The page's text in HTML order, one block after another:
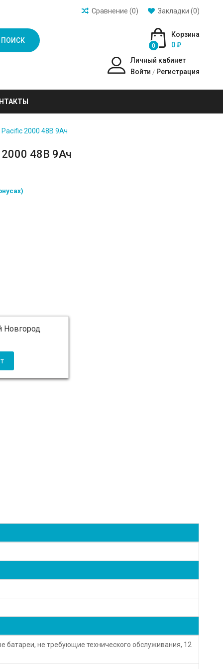
Закладки (0)
Сравнение (0)
ПОИСК
Корзина
0
0 ₽
Личный кабинет
Войти / Регистрация
2000 48В 9Ач
48В 9Ач
Новгород
000 ₽ бесплатно)
батареи, не требующие технического обслуживания, 12